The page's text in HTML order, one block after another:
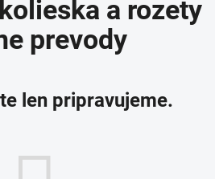
a rozety
prevody
len pripravujeme.